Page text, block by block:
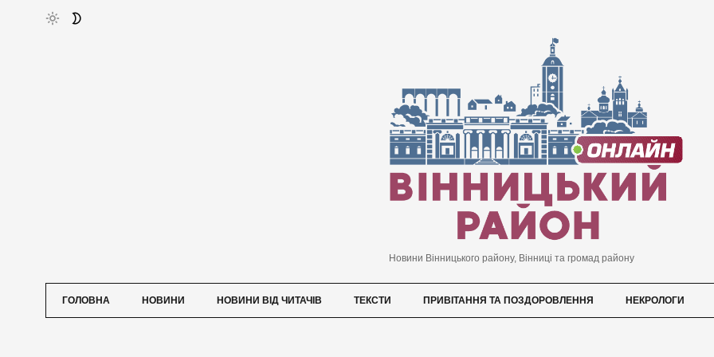
Новини Вінницького району, Вінниці та громад району
ГОЛОВНА НОВИНИ НОВИНИ ВІД ЧИТАЧІВ ТЕКСТИ ПРИВІТАННЯ ТА ПОЗДОРОВЛЕННЯ НЕКРОЛОГИ